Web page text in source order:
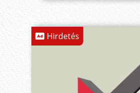
Hirdetés